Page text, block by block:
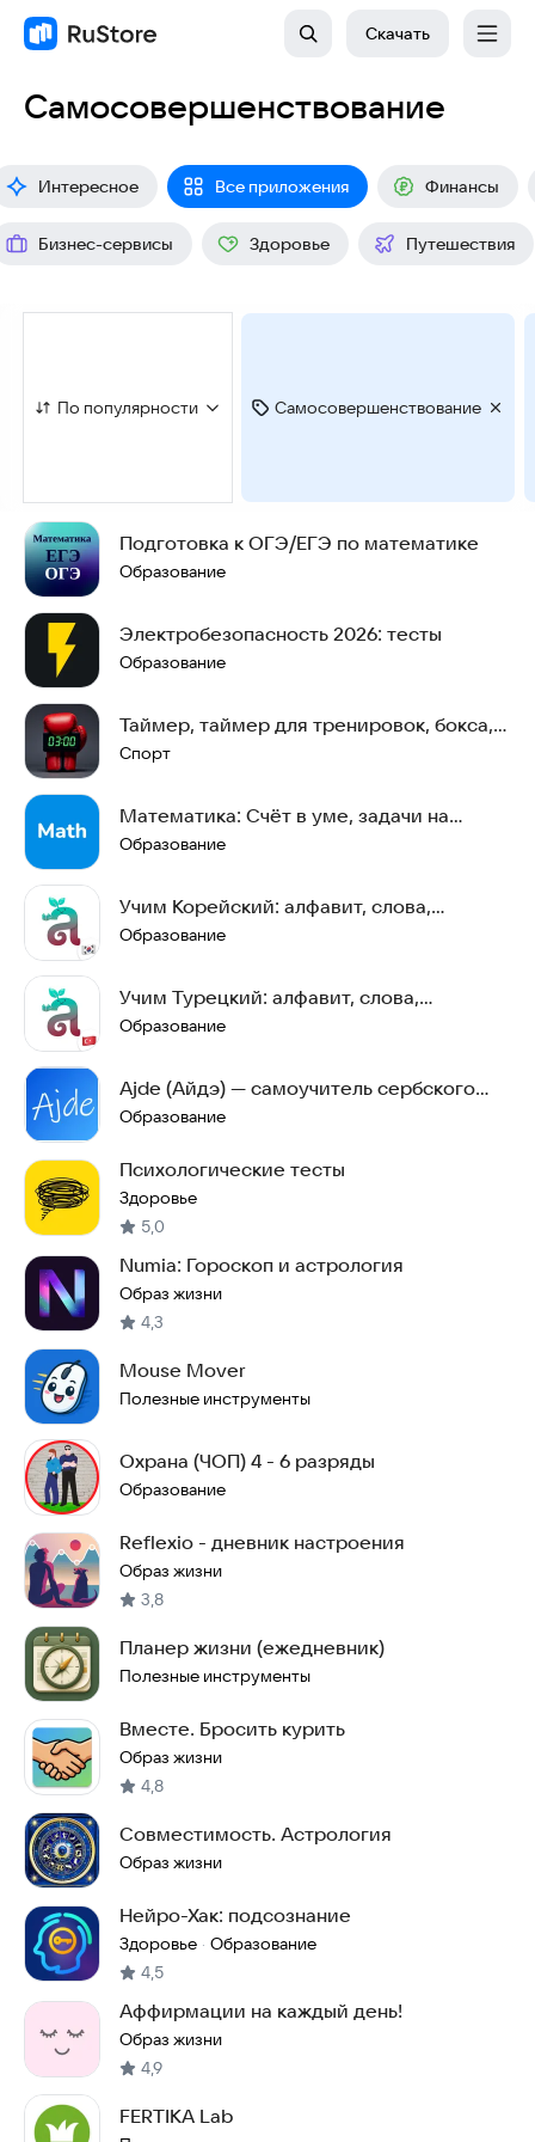
Скачать
Самосовершенствование
Интересное Все приложения Финансы
Бизнес-сервисы Здоровье Путешествия
По популярности Самосовершенствование
Подготовка к ОГЭ/ЕГЭ по математике
Образование
Электробезопасность 2026: тесты
Образование
Таймер, таймер для тренировок, бокса,
кросфита.
Спорт
Математика: Счёт в уме, задачи на
логику
Образование
Учим Корейский: алфавит, слова,
грамматика, фразы
Образование
Учим Турецкий: алфавит, слова,
грамматика, фразы
Образование
Ajde (Айдэ) — самоучитель сербского
языка
Образование
Психологические тесты
Здоровье
5,0
Numia: Гороскоп и астрология
Образ жизни
4,3
Mouse Mover
Полезные инструменты
Охрана (ЧОП) 4 - 6 разряды
Образование
Reflexio - дневник настроения
Образ жизни
3,8
Планер жизни (ежедневник)
Полезные инструменты
Вместе. Бросить курить
Образ жизни
4,8
Совместимость. Астрология
Образ жизни
Нейро-Хак: подсознание
Здоровье · Образование
4,5
Аффирмации на каждый день!
Образ жизни
4,9
FERTIKA Lab